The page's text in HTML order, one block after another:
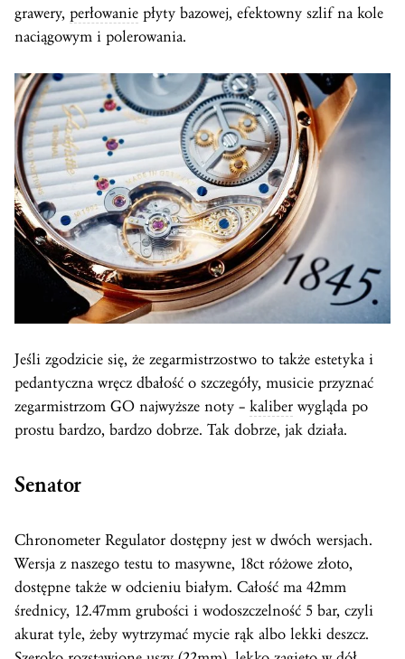
grawery, perłowanie płyty bazowej, efektowny szlif na kole
naciągowym i polerowania.
Jeśli zgodzicie się, że zegarmistrzostwo to także estetyka i
pedantyczna wręcz dbałość o szczegóły, musicie przyznać
zegarmistrzom GO najwyższe noty – kaliber wygląda po
prostu bardzo, bardzo dobrze. Tak dobrze, jak działa.
Senator
Chronometer Regulator dostępny jest w dwóch wersjach.
Wersja z naszego testu to masywne, 18ct różowe złoto,
dostępne także w odcieniu białym. Całość ma 42mm
średnicy, 12.47mm grubości i wodoszczelność 5 bar, czyli
akurat tyle, żeby wytrzymać mycie rąk albo lekki deszcz.